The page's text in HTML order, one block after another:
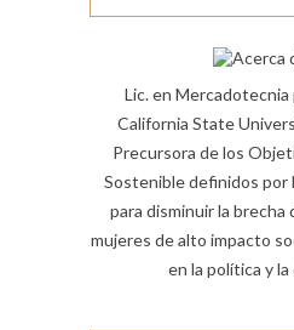
Lic. en Mercadotecnia
California State
Precursora de los
Sostenible definidos por
para disminuir la
mujeres de alto impacto
en la política y la